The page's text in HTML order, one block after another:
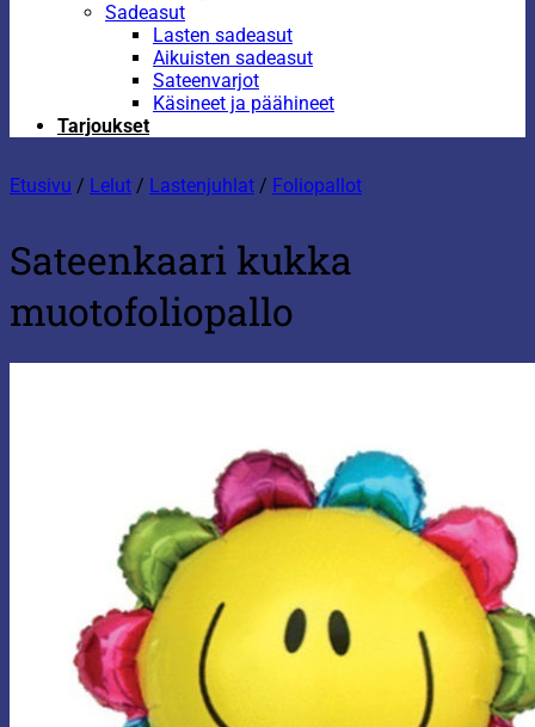
Sadeasut
Lasten sadeasut
Aikuisten sadeasut
Sateenvarjot
Käsineet ja päähineet
Tarjoukset
Etusivu / Lelut / Lastenjuhlat / Foliopallot
Sateenkaari kukka
muotofoliopallo